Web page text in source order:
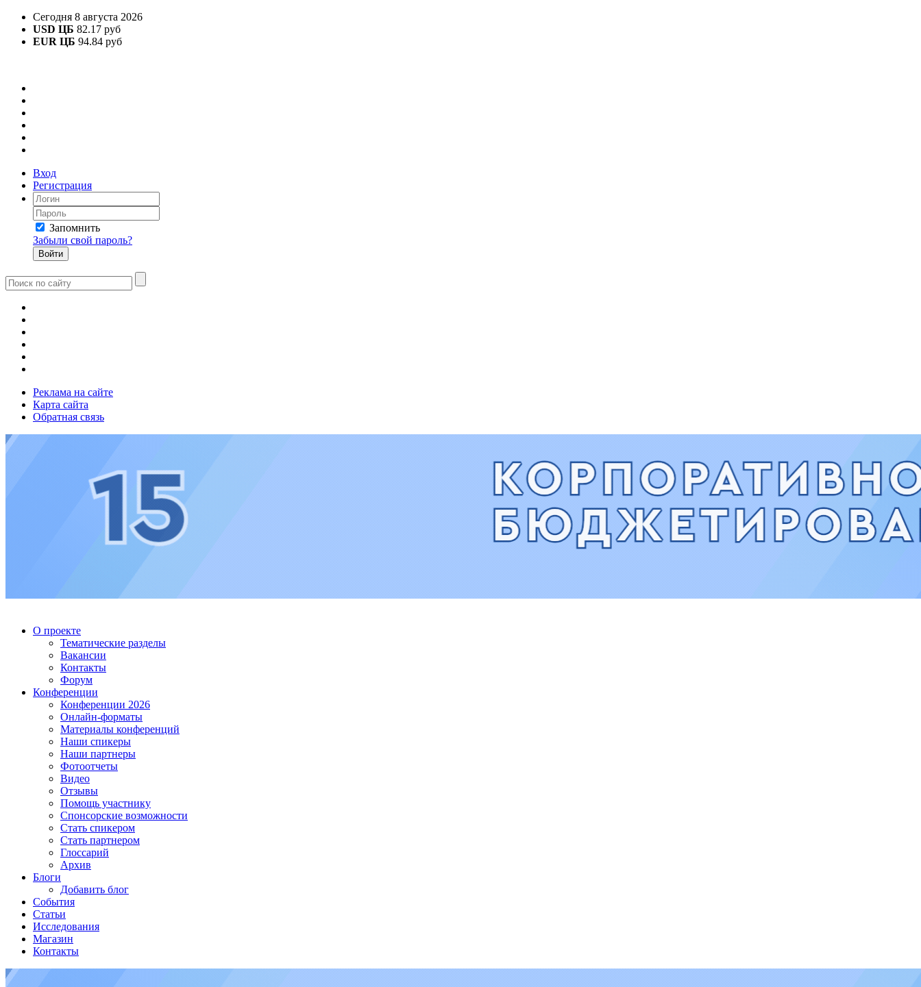
Сегодня 8 августа 2026
USD ЦБ 82.17 руб
EUR ЦБ 94.84 руб
Вход
Регистрация
Запомнить
Забыли свой пароль?
Реклама на сайте
Карта сайта
Обратная связь
О проекте
Тематические разделы
Вакансии
Контакты
Форум
Конференции
Конференции 2026
Онлайн-форматы
Материалы конференций
Наши спикеры
Наши партнеры
Фотоотчеты
Видео
Отзывы
Помощь участнику
Спонсорские возможности
Стать спикером
Стать партнером
Глоссарий
Архив
Блоги
Добавить блог
События
Статьи
Исследования
Магазин
Контакты